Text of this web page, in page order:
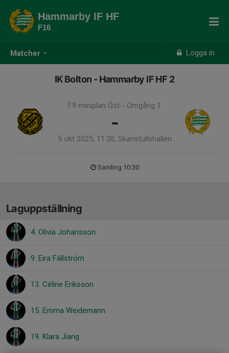
Matcher Logga in
Hammarby IF HF
F16
IK Bolton - Hammarby IF HF 2
F9 miniplan Öst - Omgång 1
-
5 okt 2025, 11:30, Skanstullshallen
Samling 10:30
Laguppställning
4. Olivia Johansson
9. Eira Fällström
13. Céline Eriksson
15. Emma Weidemann
19. Klara Jiang